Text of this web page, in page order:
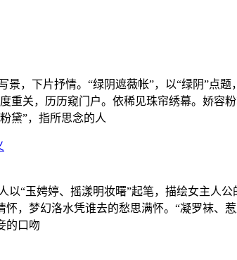
景，下片抒情。“绿阴遮薇帐”，以“绿阴”
重关，历历窥门户。依稀见珠帘绣幕。娇容
黛”，指所思念的人
以“玉娉婷、摇漾明妆曙”起笔，描绘女主
，梦幻洛水凭谁去的愁思满怀。“凝罗袜
的口吻